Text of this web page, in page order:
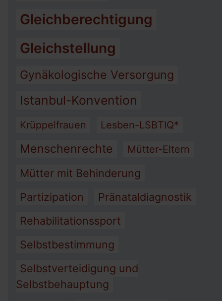
Gleichberechtigung
Gleichstellung
Gynäkologische Versorgung
Istanbul-Konvention
Krüppelfrauen Lesben-LSBTIQ*
Menschenrechte Mütter-Eltern
Mütter mit Behinderung
Partizipation
Pränataldiagnostik
Rehabilitationssport
Selbstbestimmung
Selbstverteidigung und
Selbstbehauptung